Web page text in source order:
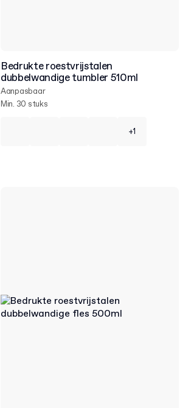
Bedrukte roestvrijstalen
dubbelwandige tumbler 510ml
Aanpasbaar
Min. 30 stuks
+1